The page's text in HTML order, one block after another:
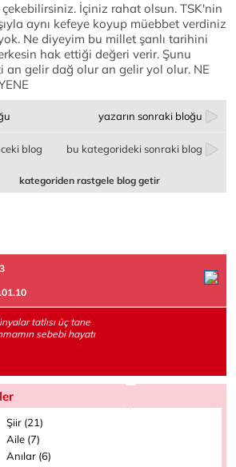
İçiniz rahat olsun. TSK'nin
aynı kefeye koyup müebbet verdiniz
Ne diyeyim bu millet şanlı tarihini
hak ettiği değeri verir. Şunu
an gelir dağ olur an gelir yol olur. NE
yazarın sonraki bloğu
blog bu kategorideki sonraki blog
kategoriden rastgele blog getir
tatlısı üç tane
sebebi hayatı
Şiir (21)
Aile (7)
Anılar (6)